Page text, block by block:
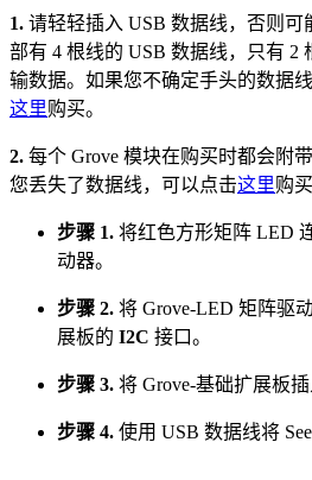
1. 请轻轻插入 USB 数据线，否则可
部有 4 根线的 USB 数据线，只有 2
输数据。如果您不确定手头的数据
这里购买。
2. 每个 Grove 模块在购买时都会附
您丢失了数据线，可以点击这里购买
步骤 1. 将红色方形矩阵 LED
动器。
步骤 2. 将 Grove-LED 矩阵驱
展板的 I2C 接口。
步骤 3. 将 Grove-基础扩展板插
步骤 4. 使用 USB 数据线将